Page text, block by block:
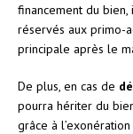
financement du
réservés aux primo-
principale après le
De plus, en cas de
pourra hériter du
grâce à